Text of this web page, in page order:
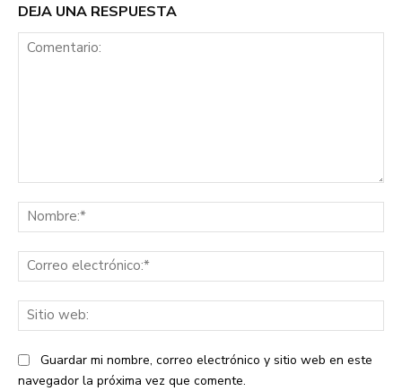
DEJA UNA RESPUESTA
Guardar mi nombre, correo electrónico y sitio web en este
navegador la próxima vez que comente.